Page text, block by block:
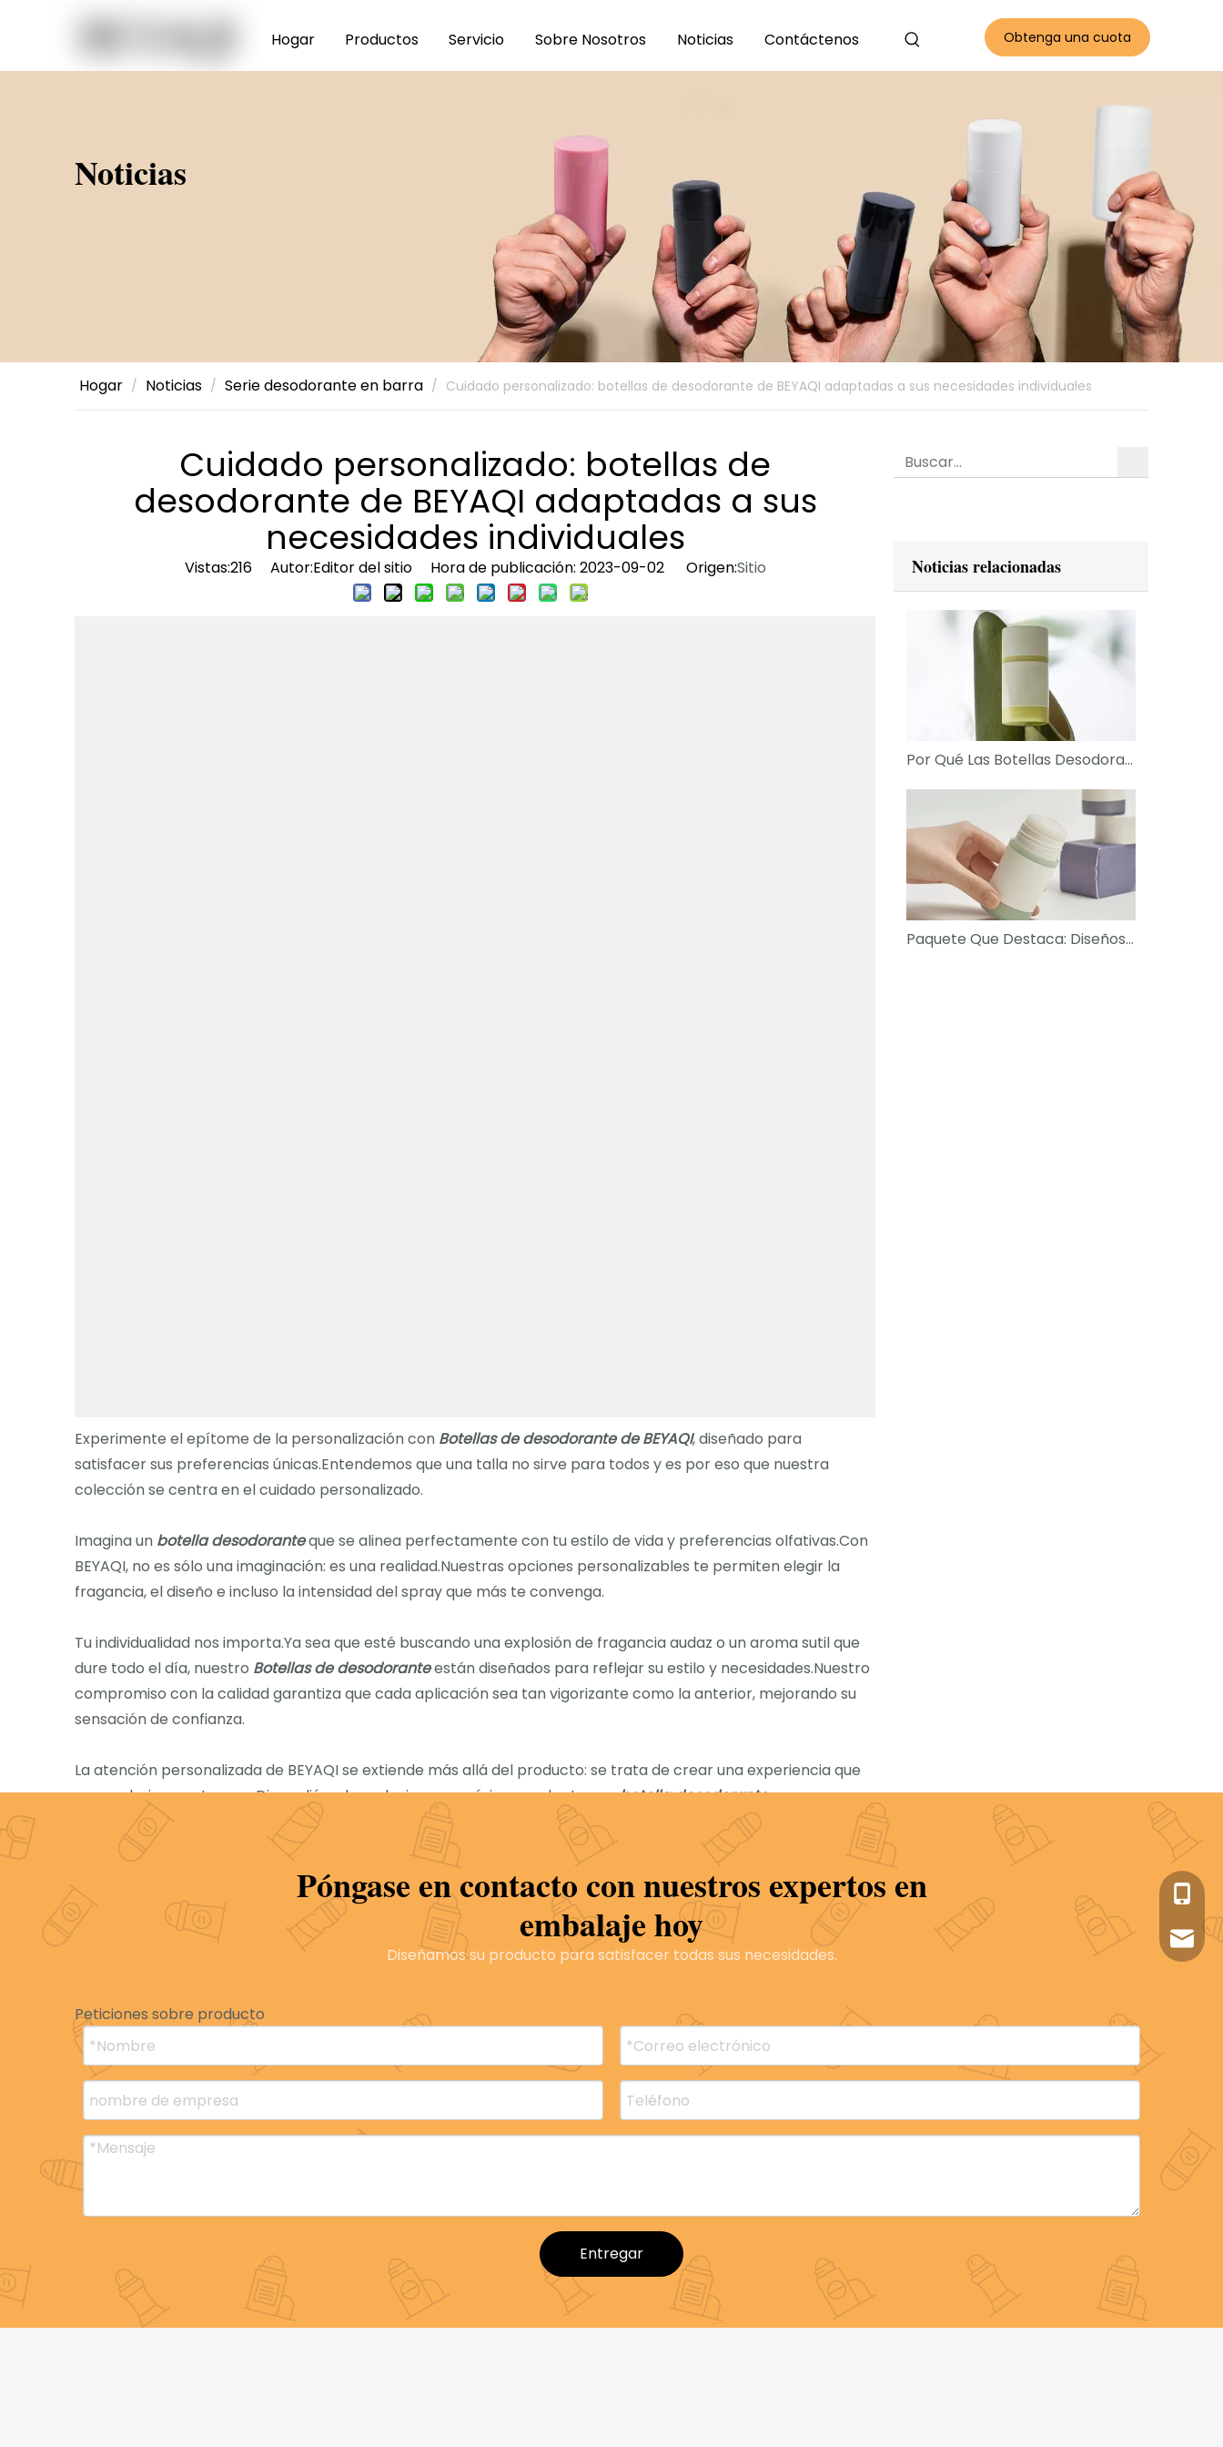
Hogar Productos Servicio Sobre Nosotros Noticias Contáctenos
Obtenga una cuota
gratis
Noticias
Hogar / Noticias / Serie desodorante en barra / Cuidado personalizado: botellas de desodorante de BEYAQI adaptadas a sus necesidades individuales
Cuidado personalizado: botellas de
desodorante de BEYAQI adaptadas a sus
necesidades individuales
Vistas:216Autor:Editor del sitio Hora de publicación: 2023-09-02 Origen:Sitio
Experimente el epítome de la personalización con Botellas de desodorante de BEYAQI, diseñado para
satisfacer sus preferencias únicas.Entendemos que una talla no sirve para todos y es por eso que nuestra
colección se centra en el cuidado personalizado.
Imagina un botella desodoranteque se alinea perfectamente con tu estilo de vida y preferencias olfativas.Con
BEYAQI, no es sólo una imaginación: es una realidad.Nuestras opciones personalizables te permiten elegir la
fragancia, el diseño e incluso la intensidad del spray que más te convenga.
Tu individualidad nos importa.Ya sea que esté buscando una explosión de fragancia audaz o un aroma sutil que
dure todo el día, nuestro Botellas de desodoranteestán diseñados para reflejar su estilo y necesidades.Nuestro
compromiso con la calidad garantiza que cada aplicación sea tan vigorizante como la anterior, mejorando su
sensación de confianza.
La atención personalizada de BEYAQI se extiende más allá del producto: se trata de crear una experiencia que
sea exclusivamente suya.Diga adiós a las soluciones genéricas y adopte unabotella desodoranteque resuena
con tu personalidad.Eleva tu rutina con el toque personalizado que solo BEYAQI puede brindarte.
vacío como botella de plástico de desodorante en barra
botella desodorante
botella de desodorante al por mayor de 30 g de envase de barra solar
rollo de desodorante en botella
Rollo de vidrio desodorante de 50 ml en botella recargable
botella desodorante con rodillo desodorante negro roll on de vidrio
envases desodorante en barra vacío rollo en botella
botella de desodorante roll on
Noticias relacionadas
Por Qué Las Botellas Desodorantes Transparentes Están Ganando Popularidad
Paquete Que Destaca: Diseños De Botella De Desodorante Audaz
Póngase en contacto con nuestros expertos en
embalaje hoy
Diseñamos su producto para satisfacer todas sus necesidades.
Peticiones sobre producto
Entregar
+86-